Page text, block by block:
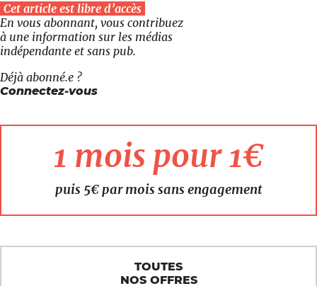
Cet article est libre d’accès
En vous abonnant, vous contribuez
à une information sur les médias
indépendante et sans pub.
Déjà abonné.e ?
Connectez-vous
1 mois pour 1€
puis 5€ par mois sans engagement
TOUTES
NOS OFFRES